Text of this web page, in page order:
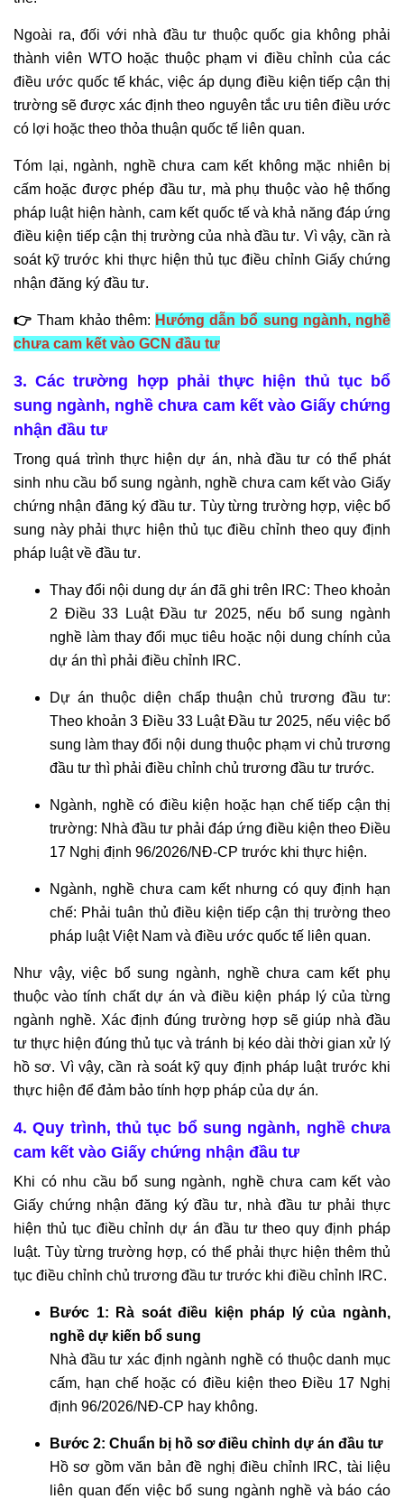
Ngoài ra, đối với nhà đầu tư thuộc quốc gia không phải
thành viên WTO hoặc thuộc phạm vi điều chỉnh của các
điều ước quốc tế khác, việc áp dụng điều kiện tiếp cận thị
trường sẽ được xác định theo nguyên tắc ưu tiên điều ước
có lợi hoặc theo thỏa thuận quốc tế liên quan.
Tóm lại, ngành, nghề chưa cam kết không mặc nhiên bị
cấm hoặc được phép đầu tư, mà phụ thuộc vào hệ thống
pháp luật hiện hành, cam kết quốc tế và khả năng đáp ứng
điều kiện tiếp cận thị trường của nhà đầu tư. Vì vậy, cần rà
soát kỹ trước khi thực hiện thủ tục điều chỉnh Giấy chứng
nhận đăng ký đầu tư.
👉Tham khảo thêm: Hướng dẫn bổ sung ngành, nghề
chưa cam kết vào GCN đầu tư
3. Các trường hợp phải thực hiện thủ tục bổ
sung ngành, nghề chưa cam kết vào Giấy chứng
nhận đầu tư
Trong quá trình thực hiện dự án, nhà đầu tư có thể phát
sinh nhu cầu bổ sung ngành, nghề chưa cam kết vào Giấy
chứng nhận đăng ký đầu tư. Tùy từng trường hợp, việc bổ
sung này phải thực hiện thủ tục điều chỉnh theo quy định
pháp luật về đầu tư.
Thay đổi nội dung dự án đã ghi trên IRC: Theo khoản
2 Điều 33 Luật Đầu tư 2025, nếu bổ sung ngành
nghề làm thay đổi mục tiêu hoặc nội dung chính của
dự án thì phải điều chỉnh IRC.
Dự án thuộc diện chấp thuận chủ trương đầu tư:
Theo khoản 3 Điều 33 Luật Đầu tư 2025, nếu việc bổ
sung làm thay đổi nội dung thuộc phạm vi chủ trương
đầu tư thì phải điều chỉnh chủ trương đầu tư trước.
Ngành, nghề có điều kiện hoặc hạn chế tiếp cận thị
trường: Nhà đầu tư phải đáp ứng điều kiện theo Điều
17 Nghị định 96/2026/NĐ-CP trước khi thực hiện.
Ngành, nghề chưa cam kết nhưng có quy định hạn
chế: Phải tuân thủ điều kiện tiếp cận thị trường theo
pháp luật Việt Nam và điều ước quốc tế liên quan.
Như vậy, việc bổ sung ngành, nghề chưa cam kết phụ
thuộc vào tính chất dự án và điều kiện pháp lý của từng
ngành nghề. Xác định đúng trường hợp sẽ giúp nhà đầu
tư thực hiện đúng thủ tục và tránh bị kéo dài thời gian xử lý
hồ sơ. Vì vậy, cần rà soát kỹ quy định pháp luật trước khi
thực hiện để đảm bảo tính hợp pháp của dự án.
4. Quy trình, thủ tục bổ sung ngành, nghề chưa
cam kết vào Giấy chứng nhận đầu tư
Khi có nhu cầu bổ sung ngành, nghề chưa cam kết vào
Giấy chứng nhận đăng ký đầu tư, nhà đầu tư phải thực
hiện thủ tục điều chỉnh dự án đầu tư theo quy định pháp
luật. Tùy từng trường hợp, có thể phải thực hiện thêm thủ
tục điều chỉnh chủ trương đầu tư trước khi điều chỉnh IRC.
Bước 1: Rà soát điều kiện pháp lý của ngành,
nghề dự kiến bổ sung
Nhà đầu tư xác định ngành nghề có thuộc danh mục
cấm, hạn chế hoặc có điều kiện theo Điều 17 Nghị
định 96/2026/NĐ-CP hay không.
Bước 2: Chuẩn bị hồ sơ điều chỉnh dự án đầu tư
Hồ sơ gồm văn bản đề nghị điều chỉnh IRC, tài liệu
liên quan đến việc bổ sung ngành nghề và báo cáo